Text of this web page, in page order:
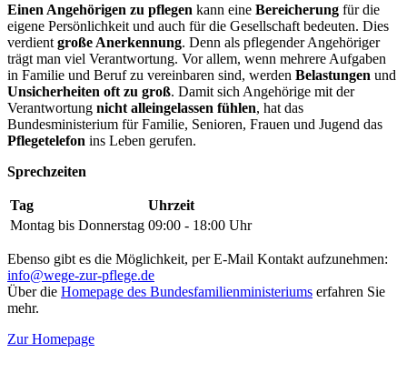
Einen Angehörigen zu pflegen kann eine Bereicherung für die
eigene Persönlichkeit und auch für die Gesellschaft bedeuten. Dies
verdient große Anerkennung. Denn als pflegender Angehöriger
trägt man viel Verantwortung. Vor allem, wenn mehrere Aufgaben
in Familie und Beruf zu vereinbaren sind, werden Belastungen und
Unsicherheiten oft zu groß. Damit sich Angehörige mit der
Verantwortung nicht alleingelassen fühlen, hat das
Bundesministerium für Familie, Senioren, Frauen und Jugend das
Pflegetelefon ins Leben gerufen.
Sprechzeiten
Tag
Uhrzeit
Montag bis Donnerstag 09:00 - 18:00 Uhr
Ebenso gibt es die Möglichkeit, per E-Mail Kontakt aufzunehmen:
info@wege-zur-pflege.de
Über die Homepage des Bundesfamilienministeriums erfahren Sie
mehr.
Zur Homepage